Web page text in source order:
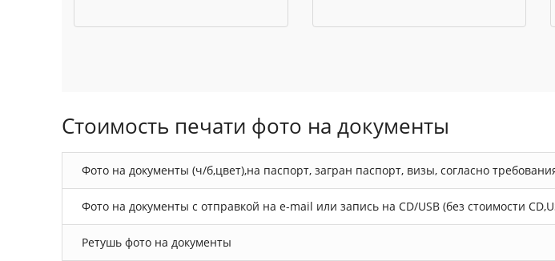
Стоимость печати фото на документы
Фото на документы (ч/б,цвет),на паспорт, загран паспорт, визы, согласно
Фото на документы с отправкой на e-mail или запись на CD/USB (без стоимости
Ретушь фото на документы